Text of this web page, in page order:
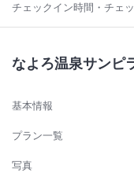
チェックイン時間・チェ
なよろ温泉サンピ
基本情報
プラン一覧
写真